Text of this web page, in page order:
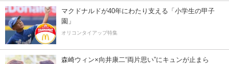
マクドナルドが40年にわたり支える「小学生の甲子
園」
オリコンタイアップ特集
森崎ウィン×向井康二“両片思い”にキュンが止まら